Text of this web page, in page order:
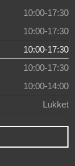
10:00-17:30
10:00-17:30
10:00-17:30
10:00-17:30
10:00-14:00
Lukket